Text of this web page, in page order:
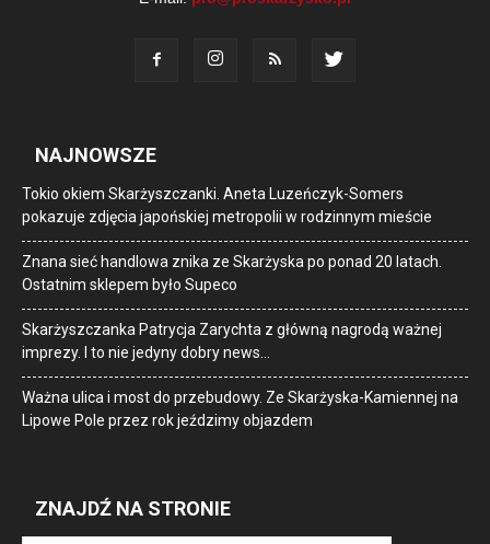
NAJNOWSZE
Tokio okiem Skarżyszczanki. Aneta Luzeńczyk-Somers
pokazuje zdjęcia japońskiej metropolii w rodzinnym mieście
Znana sieć handlowa znika ze Skarżyska po ponad 20 latach.
Ostatnim sklepem było Supeco
Skarżyszczanka Patrycja Zarychta z główną nagrodą ważnej
imprezy. I to nie jedyny dobry news…
Ważna ulica i most do przebudowy. Ze Skarżyska-Kamiennej na
Lipowe Pole przez rok jeździmy objazdem
ZNAJDŹ NA STRONIE